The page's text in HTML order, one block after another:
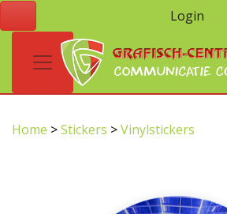
Login
Home >Stickers >Vinylstickers